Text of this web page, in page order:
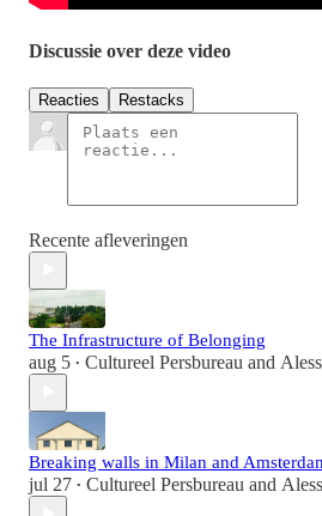
Discussie over deze video
Reacties Restacks
Recente afleveringen
The Infrastructure of Belonging
aug 5 • Cultureel Persbureau and
Breaking walls in Milan and
jul 27 • Cultureel Persbureau and